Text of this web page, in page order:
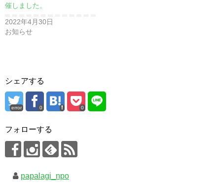
催しました。
2022年4月30日
お知らせ
シェアする
error 0 0
フォローする
papalagi_npo